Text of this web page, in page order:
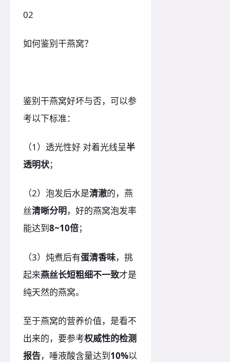
02
如何鉴别干燕窝？
鉴别干燕窝好坏与否，可以参
考以下标准：
（1）透光性好 对着光线呈半
透明状；
（2）泡发后水是清澈的，燕
丝清晰分明，好的燕窝泡发率
能达到8~10倍；
（3）炖煮后有蛋清香味，挑
起来燕丝长短粗细不一致才是
纯天然的燕窝。
至于燕窝的营养价值，是看不
出来的，要参考权威性的检测
报告，唾液酸含量达到10%以